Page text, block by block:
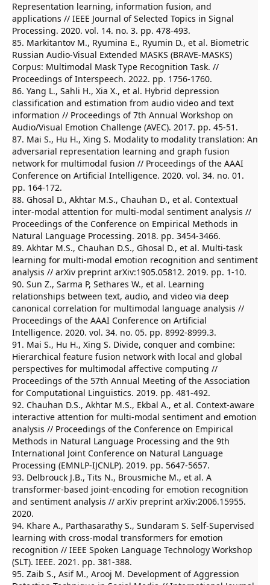
Representation learning, information fusion, and
applications // IEEE Journal of Selected Topics in Signal
Processing. 2020. vol. 14. no. 3. pp. 478-493.
85. Markitantov M., Ryumina E., Ryumin D., et al. Biometric
Russian Audio-Visual Extended MASKS (BRAVE-MASKS)
Corpus: Multimodal Mask Type Recognition Task. //
Proceedings of Interspeech. 2022. pp. 1756-1760.
86. Yang L., Sahli H., Xia X., et al. Hybrid depression
classification and estimation from audio video and text
information // Proceedings of 7th Annual Workshop on
Audio/Visual Emotion Challenge (AVEC). 2017. pp. 45-51.
87. Mai S., Hu H., Xing S. Modality to modality translation: An
adversarial representation learning and graph fusion
network for multimodal fusion // Proceedings of the AAAI
Conference on Artificial Intelligence. 2020. vol. 34. no. 01.
pp. 164-172.
88. Ghosal D., Akhtar M.S., Chauhan D., et al. Contextual
inter-modal attention for multi-modal sentiment analysis //
Proceedings of the Conference on Empirical Methods in
Natural Language Processing. 2018. pp. 3454-3466.
89. Akhtar M.S., Chauhan D.S., Ghosal D., et al. Multi-task
learning for multi-modal emotion recognition and sentiment
analysis // arXiv preprint arXiv:1905.05812. 2019. pp. 1-10.
90. Sun Z., Sarma P, Sethares W., et al. Learning
relationships between text, audio, and video via deep
canonical correlation for multimodal language analysis //
Proceedings of the AAAI Conference on Artificial
Intelligence. 2020. vol. 34. no. 05. pp. 8992-8999.3.
91. Mai S., Hu H., Xing S. Divide, conquer and combine:
Hierarchical feature fusion network with local and global
perspectives for multimodal affective computing //
Proceedings of the 57th Annual Meeting of the Association
for Computational Linguistics. 2019. pp. 481-492.
92. Chauhan D.S., Akhtar M.S., Ekbal A., et al. Context-aware
interactive attention for multi-modal sentiment and emotion
analysis // Proceedings of the Conference on Empirical
Methods in Natural Language Processing and the 9th
International Joint Conference on Natural Language
Processing (EMNLP-IJCNLP). 2019. pp. 5647-5657.
93. Delbrouck J.B., Tits N., Brousmiche M., et al. A
transformer-based joint-encoding for emotion recognition
and sentiment analysis // arXiv preprint arXiv:2006.15955.
2020.
94. Khare A., Parthasarathy S., Sundaram S. Self-Supervised
learning with cross-modal transformers for emotion
recognition // IEEE Spoken Language Technology Workshop
(SLT). IEEE. 2021. pp. 381-388.
95. Zaib S., Asif M., Arooj M. Development of Aggression